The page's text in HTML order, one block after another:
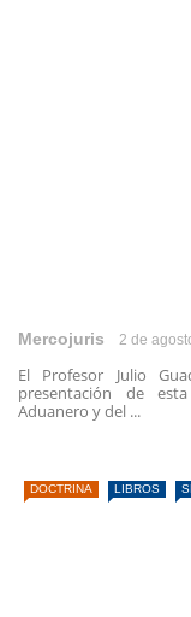
Mercojuris 2 de
El Profesor Julio
presentación de
Aduanero y del ...
DOCTRINA LIBROS